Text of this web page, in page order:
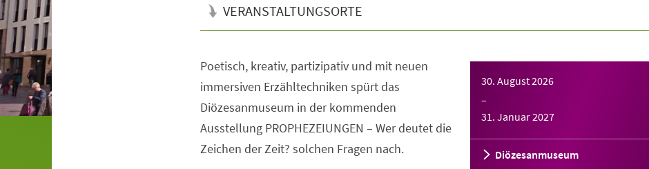
VERANSTALTUNGSORTE
30. August 2026
–
31. Januar 2027
Diözesanmuseum
Poetisch, kreativ, partizipativ und mit neuen
immersiven Erzähltechniken spürt das
Diözesanmuseum in der kommenden
Ausstellung PROPHEZEIUNGEN – Wer deutet die
Zeichen der Zeit? solchen Fragen nach.